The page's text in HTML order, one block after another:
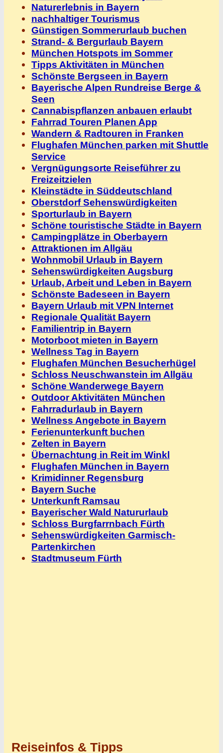
Naturerlebnis in Bayern
nachhaltiger Tourismus
Günstigen Sommerurlaub buchen
Strand- & Bergurlaub Bayern
München Hotspots im Sommer
Tipps Aktivitäten in München
Schönste Bergseen in Bayern
Bayerische Alpen Rundreise Berge &
Seen
Cannabispflanzen anbauen erlaubt
Fahrrad Touren Planen App
Wandern & Radtouren in Franken
Flughafen München parken mit Shuttle
Service
Vergnügungsorte Reiseführer zu
Freizeitzielen
Kleinstädte in Süddeutschland
Oberstdorf Sehenswürdigkeiten
Sporturlaub in Bayern
Schöne touristische Städte in Bayern
Campingplätze in Oberbayern
Attraktionen im Allgäu
Wohnmobil Urlaub in Bayern
Sehenswürdigkeiten Augsburg
Urlaub, Arbeit und Leben in Bayern
Schönste Badeseen in Bayern
Bayern Urlaub mit VPN Internet
Regionale Qualität Bayern
Familientrip in Bayern
Motorboot mieten in Bayern
Wellness Tag in Bayern
Flughafen München Besucherhügel
Schloss Neuschwanstein im Allgäu
Schöne Wanderwege Bayern
Outdoor Aktivitäten München
Fahrradurlaub in Bayern
Wellness Angebote in Bayern
Ferienunterkunft buchen
Zelten in Bayern
Übernachtung in Reit im Winkl
Flughafen München in Bayern
Krimidinner Regensburg
Bayern Suche
Unterkunft Ramsau
Bayerischer Wald Natururlaub
Schloss Burgfarrnbach Fürth
Sehenswürdigkeiten Garmisch-
Partenkirchen
Stadtmuseum Fürth
Reiseinfos & Tipps